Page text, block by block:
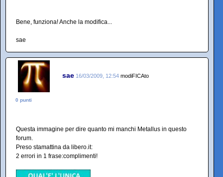
Bene, funziona! Anche la modifica...
sae
sae 16/03/2009, 12:54 modiFICAto
0 punti
Questa immagine per dire quanto mi manchi Metallus in questo
forum.
Preso stamattina da libero.it:
2 errori in 1 frase:complimenti!